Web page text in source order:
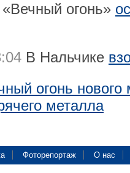
«Вечный огонь»
В Нальчике
огонь
металла
Фоторепортаж О нас